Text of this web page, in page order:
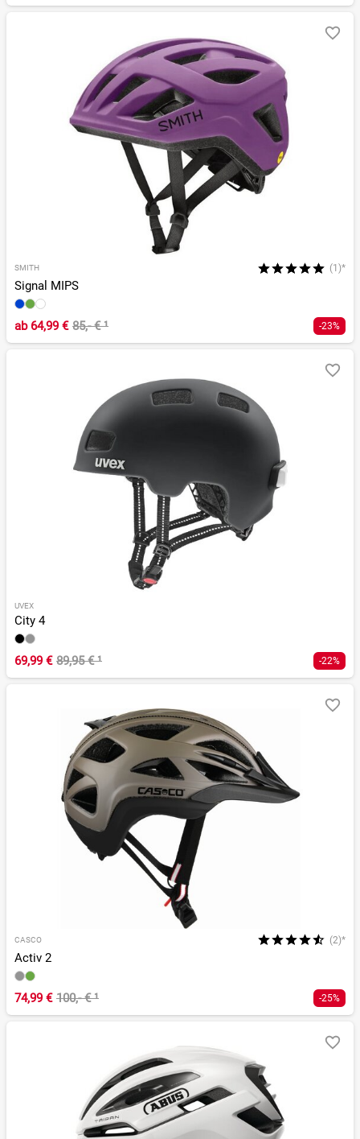
SMITH (1)*
Signal MIPS
ab64,99 € 85,- €¹ -23%
UVEX
City 4
69,99 € 89,95 €¹ -22%
CASCO (2)*
Activ 2
74,99 € 100,- €¹ -25%